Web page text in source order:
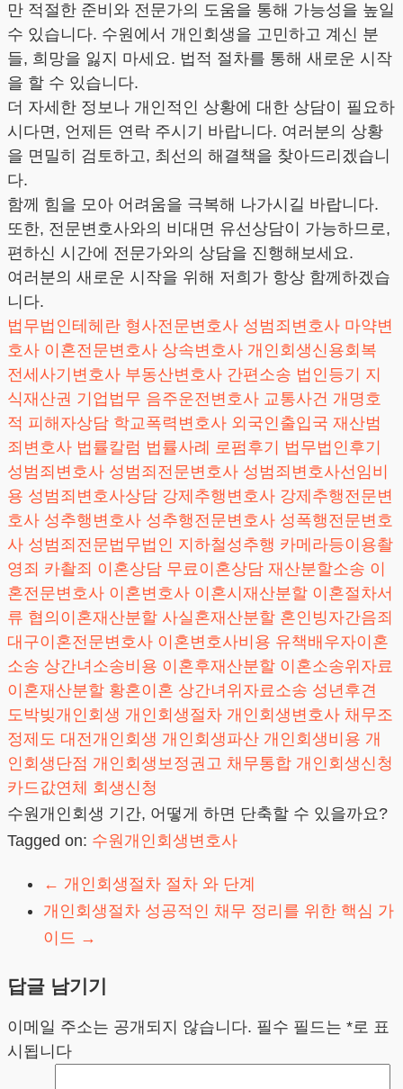
만 적절한 준비와 전문가의 도움을 통해 가능성을 높일
수 있습니다. 수원에서 개인회생을 고민하고 계신 분
들, 희망을 잃지 마세요. 법적 절차를 통해 새로운 시작
을 할 수 있습니다.
더 자세한 정보나 개인적인 상황에 대한 상담이 필요하
시다면, 언제든 연락 주시기 바랍니다. 여러분의 상황
을 면밀히 검토하고, 최선의 해결책을 찾아드리겠습니
다.
함께 힘을 모아 어려움을 극복해 나가시길 바랍니다.
또한, 전문변호사와의 비대면 유선상담이 가능하므로,
편하신 시간에 전문가와의 상담을 진행해보세요.
여러분의 새로운 시작을 위해 저희가 항상 함께하겠습
니다.
법무법인테헤란 형사전문변호사 성범죄변호사 마약변
호사 이혼전문변호사 상속변호사 개인회생신용회복
전세사기변호사 부동산변호사 간편소송 법인등기
지
식재산권 기업법무 음주운전변호사 교통사건 개명호
적 피해자상담 학교폭력변호사 외국인출입국 재산범
죄변호사 법률칼럼 법률사례 로펌후기
법무법인후기
성범죄변호사 성범죄전문변호사 성범죄변호사선임비
용 성범죄변호사상담 강제추행변호사 강제추행전문변
호사 성추행변호사 성추행전문변호사 성폭행전문변호
사 성범죄전문법무법인 지하철성추행 카메라등이용촬
영죄 카촬죄 이혼상담 무료이혼상담 재산분할소송 이
혼전문변호사 이혼변호사 이혼시재산분할 이혼절차서
류 협의이혼재산분할 사실혼재산분할 혼인빙자간음죄
대구이혼전문변호사 이혼변호사비용 유책배우자이혼
소송 상간녀소송비용 이혼후재산분할 이혼소송위자료
이혼재산분할 황혼이혼 상간녀위자료소송 성년후견
도박빚개인회생 개인회생절차 개인회생변호사 채무조
정제도 대전개인회생 개인회생파산 개인회생비용 개
인회생단점 개인회생보정권고 채무통합 개인회생신청
카드값연체
회생신청
수원개인회생 기간, 어떻게 하면 단축할 수 있을까요?
Tagged on: 수원개인회생변호사
← 개인회생절차 절차 와 단계
개인회생절차 성공적인 채무 정리를 위한 핵심 가
이드 →
답글 남기기
이메일 주소는 공개되지 않습니다. 필수 필드는 *로 표
시됩니다